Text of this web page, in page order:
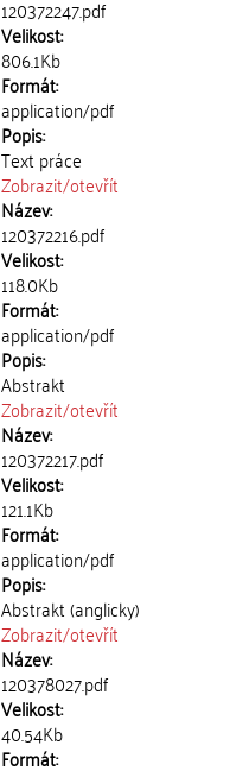
120372247.pdf
Velikost:
806.1Kb
Formát:
application/pdf
Popis:
Text práce
Zobrazit/otevřít
Název:
120372216.pdf
Velikost:
118.0Kb
Formát:
application/pdf
Popis:
Abstrakt
Zobrazit/otevřít
Název:
120372217.pdf
Velikost:
121.1Kb
Formát:
application/pdf
Popis:
Abstrakt (anglicky)
Zobrazit/otevřít
Název:
120378027.pdf
Velikost:
40.54Kb
Formát: